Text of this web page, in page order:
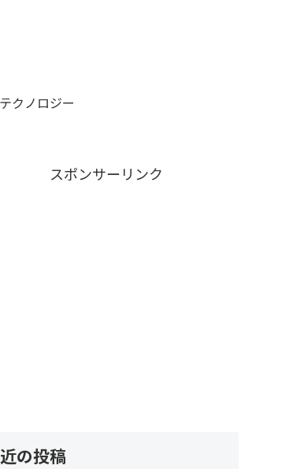
テクノロジー
スポンサーリンク
の投稿